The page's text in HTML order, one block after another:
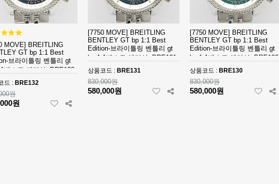
MOVE] BREITLING
GT bp 1:1 Best
브라이틀링 벤틀리 gt
베스트 에디션 -BRE132
드 : BRE132
원
원
[7750 MOVE] BREITLING
BENTLEY GT bp 1:1 Best
Edition-브라이틀링 벤틀리 gt
bp 1:1베스트 에디션 -BRE131
상품코드 : BRE131
830,000원
580,000원
[7750 MOVE] BREITLING
BENTLEY GT bp 1:1 Best
Edition-브라이틀링 벤틀리 gt
bp 1:1베스트 에디션 -BRE130
상품코드 : BRE130
830,000원
580,000원